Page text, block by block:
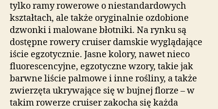
tylko ramy rowerowe o niestandardowych
kształtach, ale także oryginalnie ozdobione
dzwonki i malowane błotniki. Na rynku są
dostępne rowery cruiser damskie wyglądające
iście egzotycznie. Jasne kolory, nawet nieco
fluorescencyjne, egzotyczne wzory, takie jak
barwne liście palmowe i inne rośliny, a także
zwierzęta ukrywające się w bujnej florze – w
takim rowerze cruiser zakocha się każda